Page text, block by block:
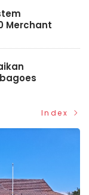
Merchant
Index